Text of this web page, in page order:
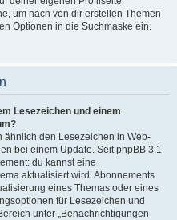
um nach von dir erstellen Themen
Optionen in die Suchmaske ein.
Lesezeichen und einem
ähnlich den Lesezeichen in Web-
bei einem Update. Seit phpBB 3.1
du kannst eine
aktualisiert wird. Abonnements
eines Themas oder eines
für Lesezeichen und
unter „Benachrichtigungen